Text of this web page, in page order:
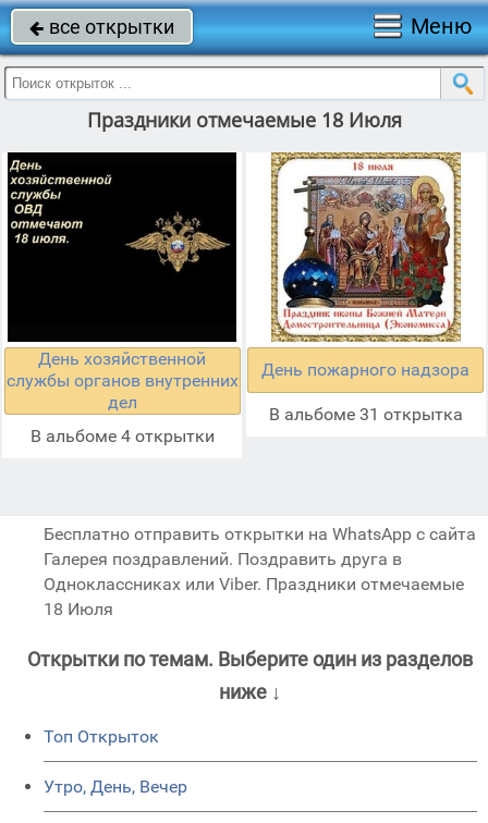
 все открытки Меню
Праздники отмечаемые 18 Июля
День хозяйственной
службы органов внутренних
дел
В альбоме 4 открытки
День пожарного надзора
В альбоме 31 открытка
Бесплатно отправить открытки на WhatsApp с сайта
Галерея поздравлений. Поздравить друга в
Одноклассниках или Viber. Праздники отмечаемые
18 Июля
Открытки по темам. Выберите один из разделов
ниже ↓
Топ Открыток
Утро, День, Вечер